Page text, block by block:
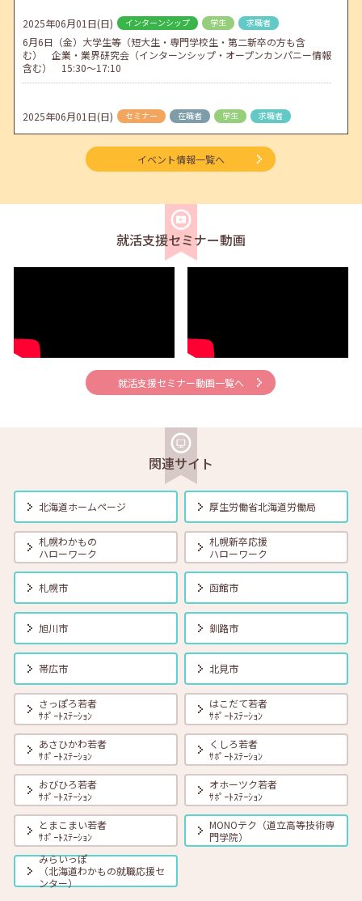
2025年06月01日(日) インターンシップ 学生 求職者
6月6日（金）大学生等（短大生・専門学校生・第二新卒の方も含
む） 企業・業界研究会（インターンシップ・オープンカンパニー情報
含む） 15:30～17:10
2025年06月01日(日) セミナー 在職者 学生 求職者
【帯広・対面】6月3日（火）就勝塾 面接に向けての準備と心構え
【北見・対面】6月10日（火）就勝塾 魅せる文字で履歴書作成 13:30
2025年06月01日(日) セミナー 在職者 学生 求職者
【帯広・対面】6月12日（木）就勝塾 志望動機と自己PRのポイント
在職者
【オンライン】6月13日（金）仕事がうまくいく！5つの伝え方
【釧路・対面】6月13日（金）就勝塾 自己分析 13:30~15:00
2025年06月01日(日) 在職者 学生
【北見・対面】6月19日（木）就勝塾 職業興味検査 13:30～14:30
2025年06月01日(日) セミナー 在職者 学生 求職者
【オンライン】6月23日（月）就活ストレス４つの解消法 14:00～
14:30
2025年06月01日(日) セミナー 在職者 学生 求職者
【函館・対面】6月25日（水）就勝塾 落ち込んだ気分をコントロール
する方法 13:30～14:30
2025年06月01日(日)
【オンライン】6月26日（木）本番であわてない！面接対策 14:00～
14:30
2025年06月01日(日) セミナー
イベント情報一覧へ
就活支援セミナー動画
就活支援セミナー動画一覧へ
関連サイト
北海道ホームページ 厚生労働省北海道労働局
札幌わかもの
ハローワーク
札幌新卒応援
ハローワーク
札幌市 函館市
旭川市 釧路市
帯広市 北見市
さっぽろ若者
ｻﾎﾟｰﾄｽﾃｰｼｮﾝ
はこだて若者
ｻﾎﾟｰﾄｽﾃｰｼｮﾝ
あさひかわ若者
ｻﾎﾟｰﾄｽﾃｰｼｮﾝ
くしろ若者
ｻﾎﾟｰﾄｽﾃｰｼｮﾝ
おびひろ若者
ｻﾎﾟｰﾄｽﾃｰｼｮﾝ
オホーツク若者
ｻﾎﾟｰﾄｽﾃｰｼｮﾝ
とまこまい若者
ｻﾎﾟｰﾄｽﾃｰｼｮﾝ
MONOテク（道立高等技術専
門学院）
みらいっぽ
（北海道わかもの就職応援セ
ンター）